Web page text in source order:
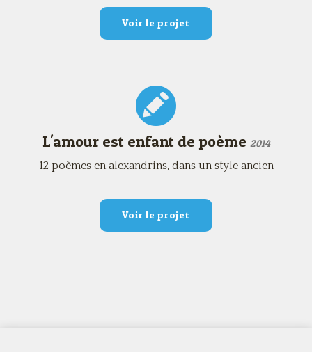
Voir le projet
L'amour est enfant de poème 2014
12 poèmes en alexandrins, dans un style ancien
Voir le projet